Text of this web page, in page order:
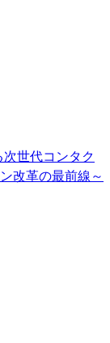
世代コンタク
改革の最前線～